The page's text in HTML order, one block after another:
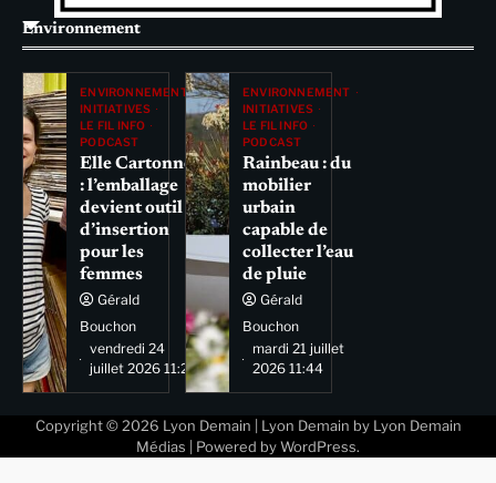
Environnement
ENVIRONNEMENT
INITIATIVES
LE FIL INFO
PODCAST
Elle Cartonne
: l’emballage
devient outil
d’insertion
pour les
femmes
Gérald
Bouchon
vendredi 24
juillet 2026 11:29
ENVIRONNEMENT
INITIATIVES
LE FIL INFO
PODCAST
Rainbeau : du
mobilier
urbain
capable de
collecter l’eau
de pluie
Gérald
Bouchon
mardi 21 juillet
2026 11:44
Copyright © 2026 Lyon Demain | Lyon Demain by Lyon Demain
Médias | Powered by WordPress.